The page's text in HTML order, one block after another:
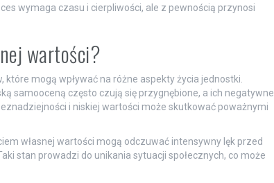
wymaga czasu i cierpliwości, ale z pewnością przynosi
wartości?
mogą wpływać na różne aspekty życia jednostki.
samooceną często czują się przygnębione, a ich negatywne
i niskiej wartości może skutkować poważnymi
własnej wartości mogą odczuwać intensywny lęk przed
stan prowadzi do unikania sytuacji społecznych, co może